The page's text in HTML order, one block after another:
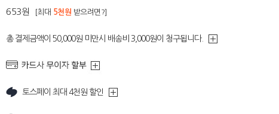
653원 [최대 5천원 받으려면?]
총 결제금액이 50,000원 미만시 배송비 3,000원이 청구됩니다.
토스페이 최대 4천원 할인